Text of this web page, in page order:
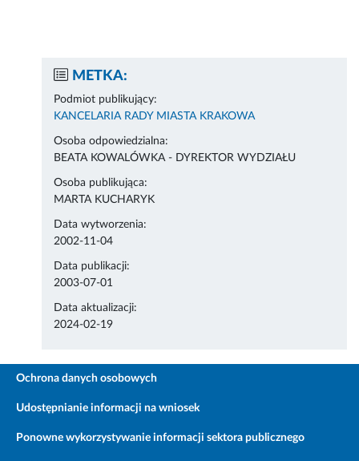
METKA:
Podmiot publikujący:
KANCELARIA RADY MIASTA KRAKOWA
Osoba odpowiedzialna:
BEATA KOWALÓWKA - DYREKTOR WYDZIAŁU
Osoba publikująca:
MARTA KUCHARYK
Data wytworzenia:
2002-11-04
Data publikacji:
2003-07-01
Data aktualizacji:
2024-02-19
Ochrona danych osobowych
Udostępnianie informacji na wniosek
Ponowne wykorzystywanie informacji sektora publicznego